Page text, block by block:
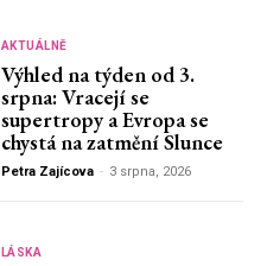
AKTUÁLNĚ
Výhled na týden od 3.
srpna: Vracejí se
supertropy a Evropa se
chystá na zatmění Slunce
Petra Zajícova - 3 srpna, 2026
LÁSKA